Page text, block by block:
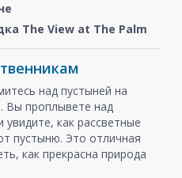
The View at The Palm
над пустыней на
. Вы проплывете над
как рассветные
пустыню. Это отличная
как прекрасна природа